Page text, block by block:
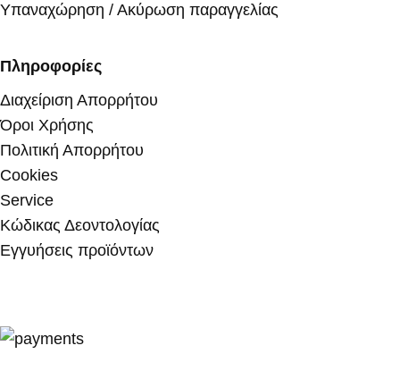
Υπαναχώρηση / Ακύρωση παραγγελίας
Πληροφορίες
Διαχείριση Απορρήτου
Όροι Χρήσης
Πολιτική Απορρήτου
Cookies
Service
Κώδικας Δεοντολογίας
Εγγυήσεις προϊόντων